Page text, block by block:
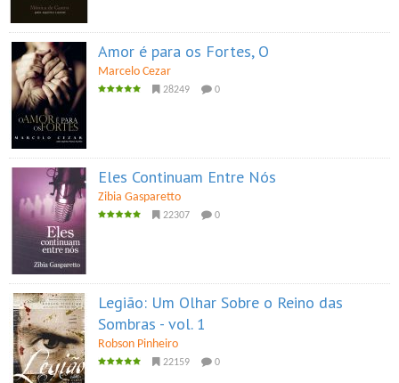
Amor é para os Fortes, O
Marcelo Cezar
28249 0
Eles Continuam Entre Nós
Zibia Gasparetto
22307 0
Legião: Um Olhar Sobre o Reino das
Sombras - vol. 1
Robson Pinheiro
22159 0